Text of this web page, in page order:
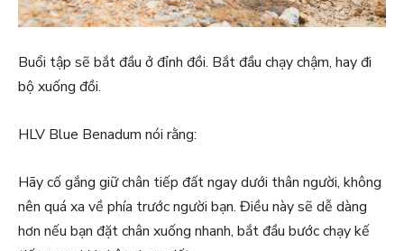
Buổi tập sẽ bắt đầu ở đỉnh đồi. Bắt đầu chạy chậm, hay đi
bộ xuống đồi.
HLV Blue Benadum nói rằng:
Hãy cố gắng giữ chân tiếp đất ngay dưới thân người, không
nên quá xa về phía trước người bạn. Điều này sẽ dễ dàng
hơn nếu bạn đặt chân xuống nhanh, bắt đầu bước chạy kế